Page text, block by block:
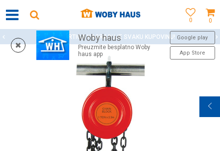
0
0
Woby haus
Preuzmite besplatno Woby
haus app
Google play
App Store
WOBY KARTICA NAGRAĐUJE SVAKU KUPOVINU!